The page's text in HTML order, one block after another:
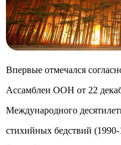
Впервые отмечался
Ассамблеи ООН от 22
Международного
стихийных бедствий (1990-